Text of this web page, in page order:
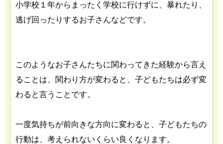
小学校１年からまったく学校に行けずに、暴れたり、
逃げ回ったりするお子さんなどです。
このようなお子さんたちに関わってきた経験から言え
ることは、関わり方が変わると、子どもたちは必ず変
わると言うことです。
一度気持ちが前向きな方向に変わると、子どもたちの
行動は、考えられないくらい良くなります。